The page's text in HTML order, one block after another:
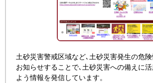
土砂災害警戒区域など､土砂災害発生の危
お知らせすることで､土砂災害への備えに活
よう情報を発信しています。